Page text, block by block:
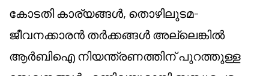
കോടതി കാര്യങ്ങൾ, തൊഴിലുടമ-
ജീവനക്കാരൻ തർക്കങ്ങൾ അല്ലെങ്കിൽ
ആർ‌ബി‌ഐ നിയന്ത്രണത്തിന് പുറത്തുള്ള